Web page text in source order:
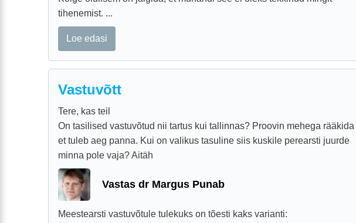
tihenemist. ...
Loe edasi
Vastuvõtt
Tere, kas teil
On tasilised vastuvõtud nii tartus kui tallinnas? Proovin mehega rääkida
et tuleb aeg panna. Kui on valikus tasuline siis kuskile perearsti juurde
minna pole vaja? Aitäh
Vastas dr Margus Punab
Meestearsti vastuvõtule tulekuks on tõesti kaks varianti: